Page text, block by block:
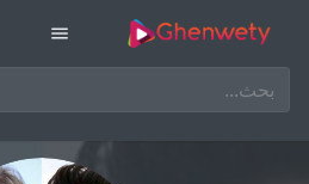
menu English